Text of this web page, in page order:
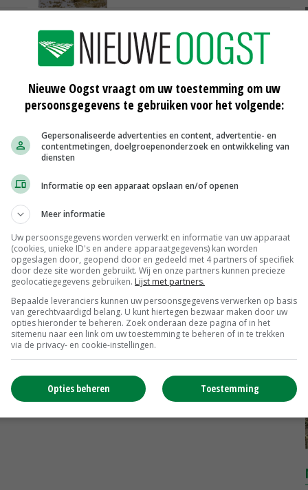
schapen
20-12-2017
Scharreleieren maat 59
Barneveld
€ 12,00 € 0,00
€ 15,00
Uien Middenmeer Geel 30-60% grof
Noteringen
€ 0,00~
€ 0,00
DCA BestPigletPrice
Biggen weekprijzen
€ 26,50
MARKTPRIJZEN
Nieuwe Oogst vraagt om uw toestemming om uw
persoonsgegevens te gebruiken voor het volgende:
Gepersonaliseerde advertenties en content, advertentie- en
contentmetingen, doelgroepenonderzoek en ontwikkeling van
diensten
Informatie op een apparaat opslaan en/of openen
Meer informatie
Uw persoonsgegevens worden verwerkt en informatie van uw apparaat
(cookies, unieke ID's en andere apparaatgegevens) kan worden
opgeslagen door, geopend door en gedeeld met 4 partners of specifiek
door deze site worden gebruikt. Wij en onze partners kunnen precieze
geolocatiegegevens gebruiken. Lijst met partners.
Bepaalde leveranciers kunnen uw persoonsgegevens verwerken op basis
van gerechtvaardigd belang. U kunt hiertegen bezwaar maken door uw
opties hieronder te beheren. Zoek onderaan deze pagina of in het
sitemenu naar een link om uw toestemming te beheren of in te trekken
via de privacy- en cookie-instellingen.
Toestemming
Opties beheren